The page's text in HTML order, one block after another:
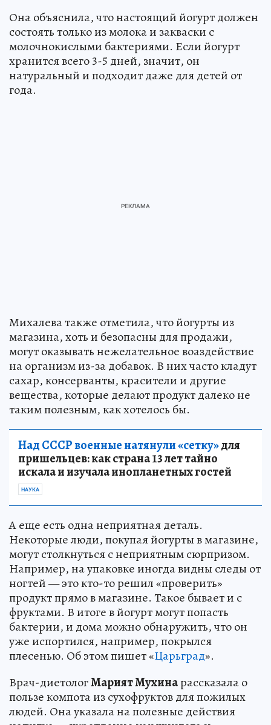
Она объяснила, что настоящий йогурт должен
состоять только из молока и закваски с
молочнокислыми бактериями. Если йогурт
хранится всего 3-5 дней, значит, он
натуральный и подходит даже для детей от
года.
Михалева также отметила, что йогурты из
магазина, хоть и безопасны для продажи,
могут оказывать нежелательное воаздействие
на организм из-за добавок. В них часто кладут
сахар, консерванты, красители и другие
вещества, которые делают продукт далеко не
таким полезным, как хотелось бы.
Над СССР военные натянули «сетку»для
пришельцев: как страна 13 лет тайно
искала и изучала инопланетных гостей
НАУКА
А еще есть одна неприятная деталь.
Некоторые люди, покупая йогурты в магазине,
могут столкнуться с неприятным сюрпризом.
Например, на упаковке иногда видны следы от
ногтей — это кто-то решил «проверить»
продукт прямо в магазине. Такое бывает и с
фруктами. В итоге в йогурт могут попасть
бактерии, и дома можно обнаружить, что он
уже испортился, например, покрылся
плесенью. Об этом пишет «Царьград».
Врач-диетологМарият Мухинарассказала о
пользе компота из сухофруктов для пожилых
людей. Она указала на полезные действия